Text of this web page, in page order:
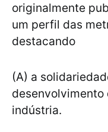
originalmente
um perfil das
destacando
(A) a
desenvolvimento
indústria.